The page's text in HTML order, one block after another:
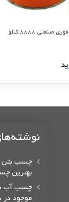
8888 کیلو
چسب بتن
بهترین
چسب آب
موجود در